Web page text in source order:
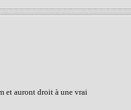
et auront droit à une vrai